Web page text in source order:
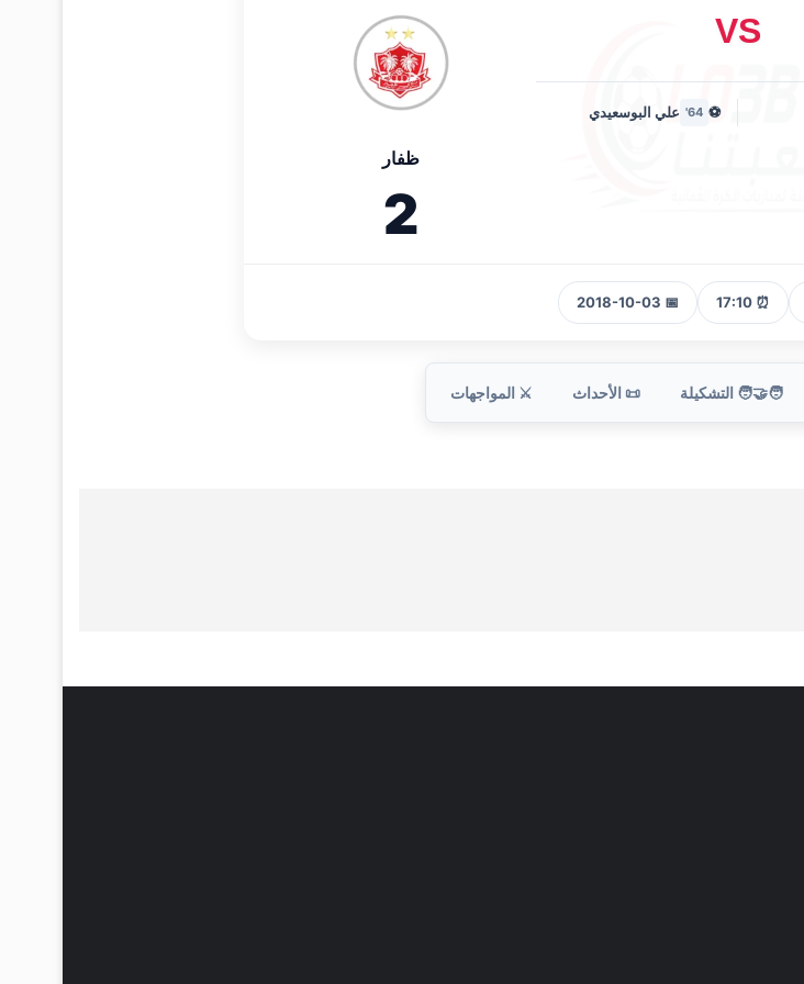
VS
⚽
64' علي البوسعيدي
ظفار
2
⏰ 17:10
📅 2018-10-03
🧑‍🤝‍🧑 التشكيلة 📜 الأحداث ⚔️ المواجهات